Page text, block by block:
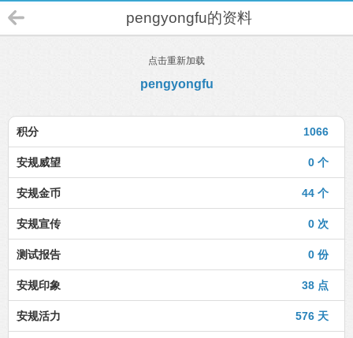
pengyongfu的资料
点击重新加载
pengyongfu
1066
积分
0 个
安规威望
44 个
安规金币
0 次
安规宣传
0 份
测试报告
38 点
安规印象
576 天
安规活力